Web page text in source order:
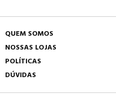
QUEM SOMOS
NOSSAS LOJAS
POLÍTICAS
DÚVIDAS